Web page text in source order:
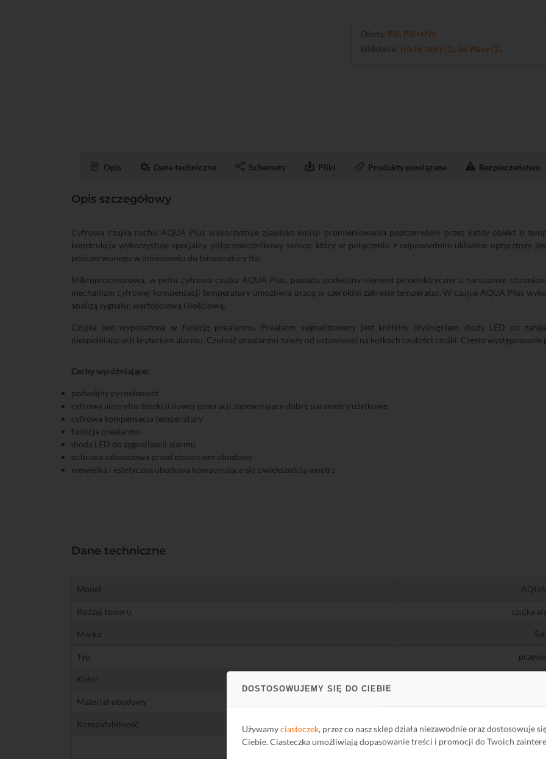
DOSTOSOWUJEMY SIĘ DO CIEBIE
Używamyciasteczek, przez co nasz sklep działa niezawodnie oraz dostosowuje
Ciebie. Ciasteczka umożliwiają dopasowanie treści i promocji do Twoich
Oferta: PIR, PIR+MW
Biblioteka:Trochę teorii (1) Be Wave (1)
Opis Dane techniczne Schematy Pliki Produkty powiązane Bezpieczeństwo
Opis szczegółowy
Cyfrowa czujka ruchu AQUA Plus wykorzystuje zjawisko emisji promieniowania podczerwieni przez każdy obiekt o
konstrukcja wykorzystuje specjalny półprzewodnikowy sensor, który w połączeniu z odpowiednim układem optycznym
podczerwonego w odniesieniu do temperatury tła.
Mikroprocesorowa, w pełni cyfrowa czujka AQUA Plus, posiada podwójny element piroelektryczny a naruszenie
mechanizm cyfrowej kompensacji temperatury umożliwia pracę w szerokim zakresie temperatur. W czujce AQUA Plus
analizą sygnału: wartościową i ilościową.
Czujka jest wyposażona w funkcję prealarmu. Prealarm sygnalizowany jest krótkim błyśnięciem diody LED po
niespełniających kryterium alarmu. Czułość prealarmu zależy od ustawionej na kołkach czułości czujki. Częste
Cechy wyróżniające:
podwójny pyroelement
cyfrowy algorytm detekcji nowej generacji zapewniający dobre parametry użytkowe
cyfrowa kompensacja temperatury
funkcja prealarmu
dioda LED do sygnalizacji alarmu
ochrona sabotażowa przed otwarciem obudowy
niewielka i estetyczna obudowa komponująca się z większością wnętrz
Dane techniczne
Model
Rodzaj towaru czujka
Marka
Typ
Kolor
Materiał obudowy
Kompatybilność systemy
Parametry